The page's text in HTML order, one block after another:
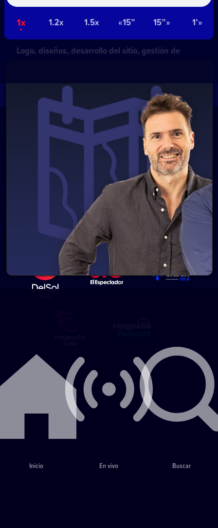
Inicio En vivo Buscar
1x 1.2x 1.5x «15” 15”» 1’»
NetUy
Privacidad~Términos y condiciones
Logo, diseños, desarrollo del sitio, gestión de